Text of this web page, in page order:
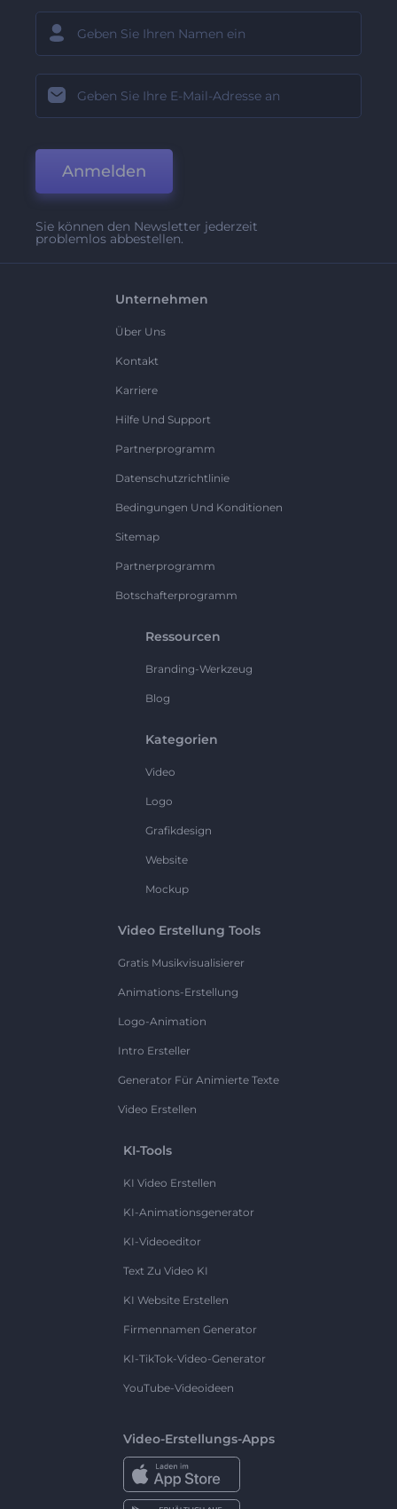
Anmelden
Sie können den Newsletter jederzeit
problemlos abbestellen.
Unternehmen
Über Uns
Kontakt
Karriere
Hilfe Und Support
Partnerprogramm
Datenschutzrichtlinie
Bedingungen Und Konditionen
Sitemap
Partnerprogramm
Botschafterprogramm
Ressourcen
Branding-Werkzeug
Blog
Kategorien
Video
Logo
Grafikdesign
Website
Mockup
Video Erstellung Tools
Gratis Musikvisualisierer
Animations-Erstellung
Logo-Animation
Intro Ersteller
Generator Für Animierte Texte
Video Erstellen
KI-Tools
KI Video Erstellen
KI-Animationsgenerator
KI-Videoeditor
Text Zu Video KI
KI Website Erstellen
Firmennamen Generator
KI-TikTok-Video-Generator
YouTube-Videoideen
Video-Erstellungs-Apps